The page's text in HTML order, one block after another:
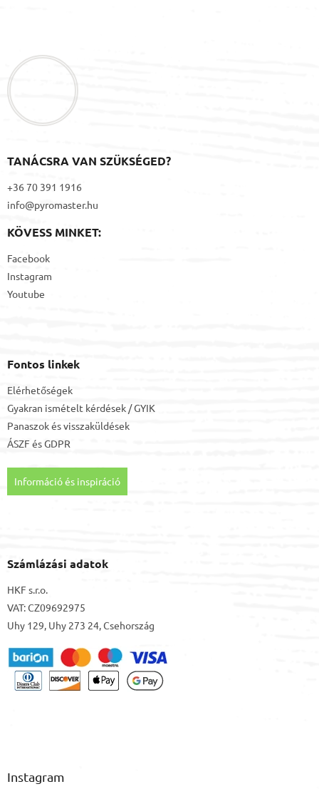
TANÁCSRA VAN SZÜKSÉGED?
+36 70 391 1916
info@pyromaster.hu
KÖVESS MINKET:
Facebook
Instagram
Youtube
Fontos linkek
Elérhetőségek
Gyakran ismételt kérdések / GYIK
Panaszok és visszaküldések
ÁSZF ésGDPR
Információ és inspiráció
Számlázási adatok
HKF s.r.o.
VAT: CZ09692975
Uhy 129, Uhy 273 24, Csehország
Instagram